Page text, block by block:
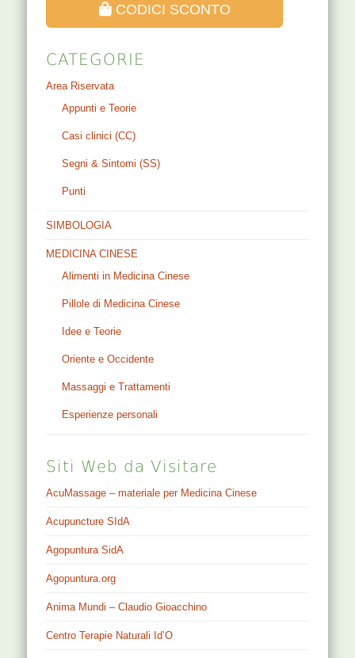
CODICI SCONTO
CATEGORIE
Area Riservata
Appunti e Teorie
Casi clinici (CC)
Segni & Sintomi (SS)
Punti
SIMBOLOGIA
MEDICINA CINESE
Alimenti in Medicina Cinese
Pillole di Medicina Cinese
Idee e Teorie
Oriente e Occidente
Massaggi e Trattamenti
Esperienze personali
Siti Web da Visitare
AcuMassage – materiale per Medicina Cinese
Acupuncture SIdA
Agopuntura SidA
Agopuntura.org
Anima Mundi – Claudio Gioacchino
Centro Terapie Naturali Id’O